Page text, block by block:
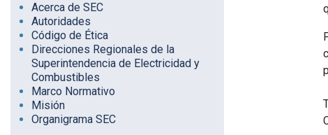
Acerca de SEC
Autoridades
Código de Ética
Direcciones Regionales de la
Superintendencia de Electricidad y
Combustibles
Marco Normativo
Misión
Organigrama SEC